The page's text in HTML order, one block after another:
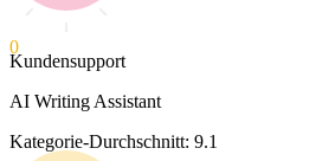
0
Kundensupport
AI Writing Assistant
Kategorie-Durchschnitt: 9.1